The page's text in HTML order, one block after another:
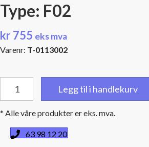
Type: F02
kr755 eks mva
Varenr: T-0113002
Silencer
1/4"
(6,35
mm)
Legg til i handlekurv
* Alle våre produkter er eks. mva.
63 98 12 20